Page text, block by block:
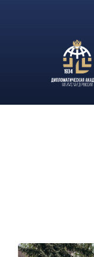
мероприятия,
Великой